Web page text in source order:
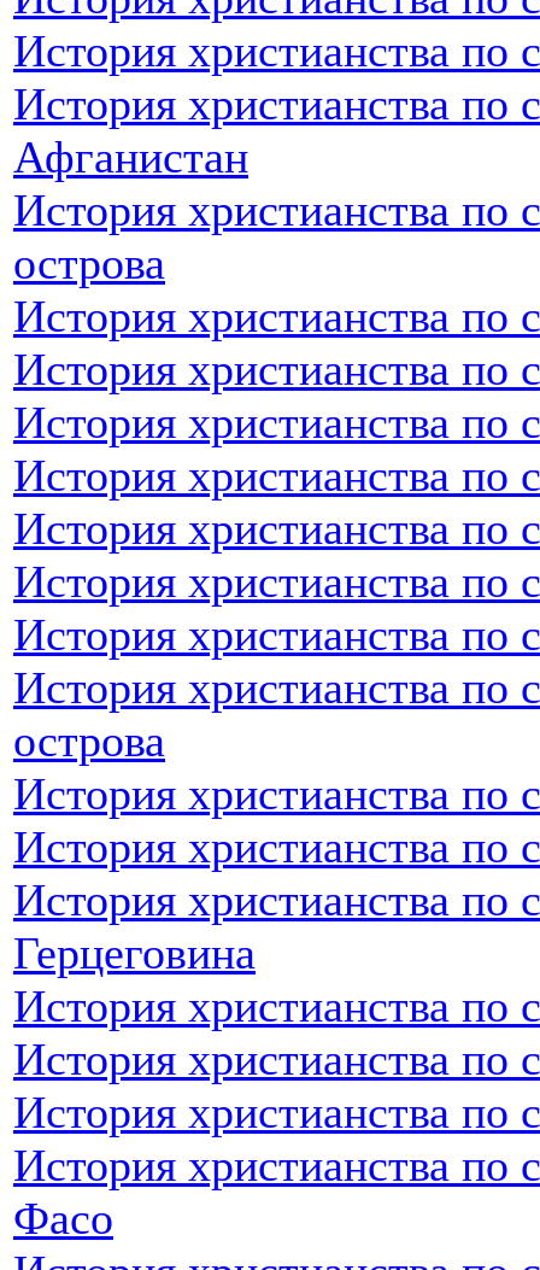
История христианства по
История христианства по
Афганистан
История христианства по
острова
История христианства по
История христианства по
История христианства по
История христианства по
История христианства по
История христианства по
История христианства по
История христианства по
острова
История христианства по
История христианства по
История христианства по
Герцеговина
История христианства по
История христианства по
История христианства по
История христианства по
Фасо